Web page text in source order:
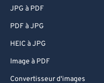
JPG à PDF
PDF à JPG
HEIC à JPG
Image à PDF
Convertisseur d'images